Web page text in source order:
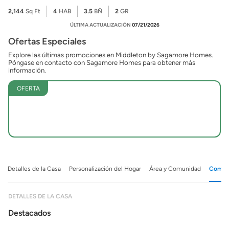
2,144 Sq Ft 4 HAB 3.5 BÑ 2 GR
ÚLTIMA ACTUALIZACIÓN 07/21/2026
Ofertas Especiales
Explore las últimas promociones en Middleton by Sagamore Homes.
Póngase en contacto con Sagamore Homes para obtener más
información.
OFERTA
Detalles de la Casa Personalización del Hogar Área y Comunidad
DETALLES DE LA CASA
Destacados